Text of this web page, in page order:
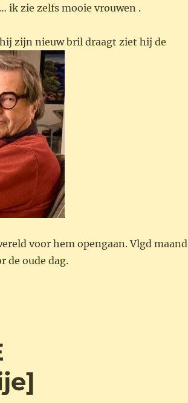
ik zie zelfs mooie vrouwen .
zijn nieuw bril draagt ziet hij de
voor hem opengaan. Vlgd maand
de oude dag.